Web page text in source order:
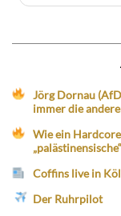
Jörg Dornau
immer die
Wie ein
Coffins live in
Der Ruhrpilot